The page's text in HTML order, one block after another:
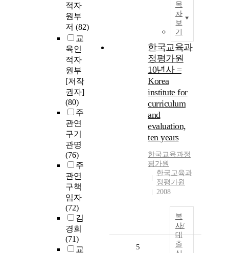
적자
원부
저 (82)
교
육인
적자
원부
[저작
권자]
(80)
주
관연
구기
관명
(76)
주
관연
구책
임자
(72)
김
경희
(71)
교
목
차
보
기
한국교육과
정평가원
10년사 =
Korea
institute for
curriculum
and
evaluation,
ten years
한국교육과정
평가원
한국교육과
정평가원
2008
복
사/
대
출
5